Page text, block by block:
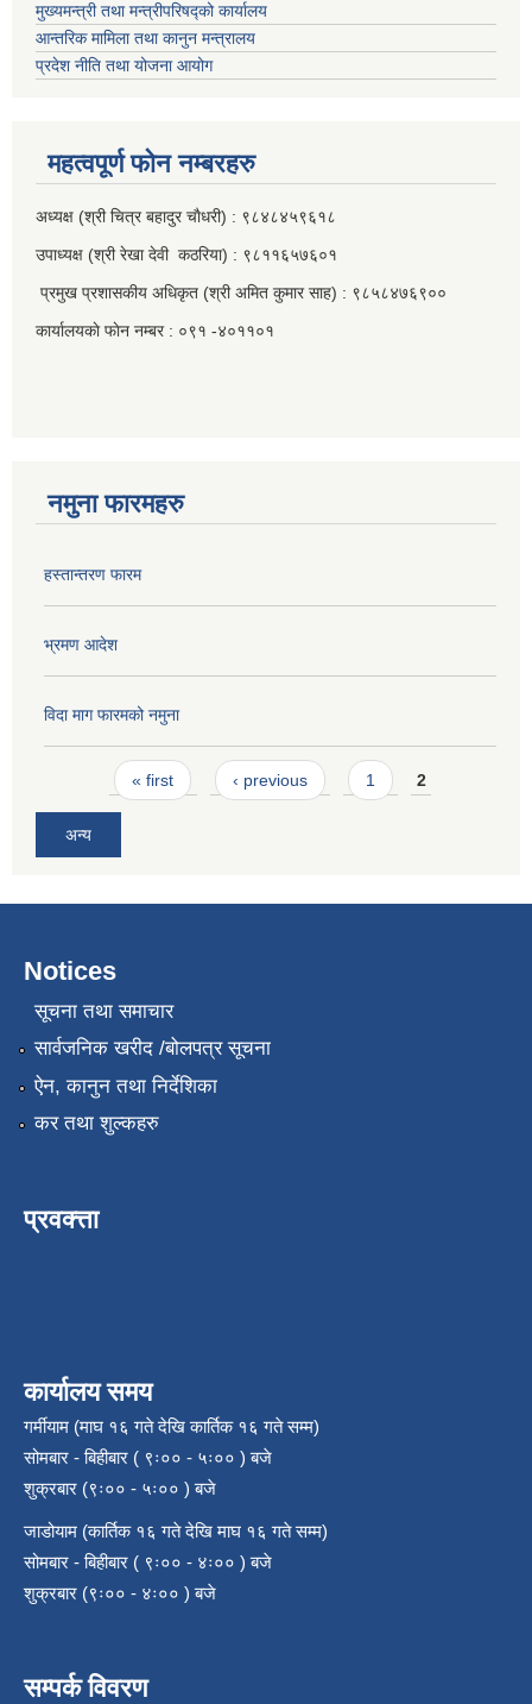
मुख्यमन्त्री तथा मन्त्रीपरिषद्को कार्यालय
आन्तरिक मामिला तथा कानुन मन्त्रालय
प्रदेश नीति तथा योजना आयोग
महत्वपूर्ण फाेन नम्बरहरु
अध्यक्ष (श्री चित्र बहादुर चाैधरी) : ९८४८४५९६१८
उपाध्यक्ष (श्री रेखा देवी कठरिया) : ९८११६५७६०१
प्रमुख प्रशासकीय अधिकृत (श्री अमित कुमार साह) : ९८५८४७६९००
कार्यालयकाे फाेन नम्बर : ०९१ -४०११०१
नमुना फारमहरु
हस्तान्तरण फारम
भ्रमण आदेश
विदा माग फारमको नमुना
Pages« first ‹ previous 1 2
अन्य
Notices
सूचना तथा समाचार
सार्वजनिक खरीद /बोलपत्र सूचना
ऐन, कानुन तथा निर्देशिका
कर तथा शुल्कहरु
प्रवक्त्ता
कार्यालय समय
गर्मीयाम (माघ १६ गते देखि कार्तिक १६ गते सम्म)
सोमबार - बिहीबार ( ९ः०० - ५ः०० ) बजे
शुक्रबार (९ः०० - ५ः०० ) बजे
जाडोयाम (कार्तिक १६ गते देखि माघ १६ गते सम्म)
सोमबार - बिहीबार ( ९ः०० - ४ः०० ) बजे
शुक्रबार (९ः०० - ४ः०० ) बजे
सम्पर्क विवरण